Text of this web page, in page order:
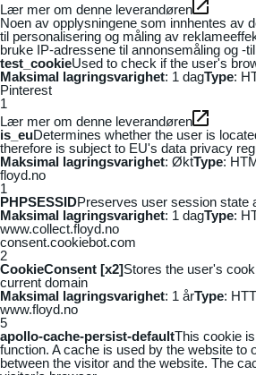
Lær mer om denne leverandøren
Noen av opplysningene som innhentes av
til personalisering og måling av
bruke IP-adressene til annonsemåling og -
test_cookieUsed to check if the user's
Maksimal lagringsvarighet: 1 dagType:
Pinterest
1
Lær mer om denne leverandøren
is_euDetermines whether the user is
therefore is subject to EU's data privacy
Maksimal lagringsvarighet: ØktType:
floyd.no
1
PHPSESSIDPreserves user session state
Maksimal lagringsvarighet: 1 dagType:
www.collect.floyd.no
consent.cookiebot.com
2
CookieConsent [x2]Stores the user's
current domain
Maksimal lagringsvarighet: 1 årType:
www.floyd.no
5
apollo-cache-persist-defaultThis cookie
function. A cache is used by the website to
between the visitor and the website. The